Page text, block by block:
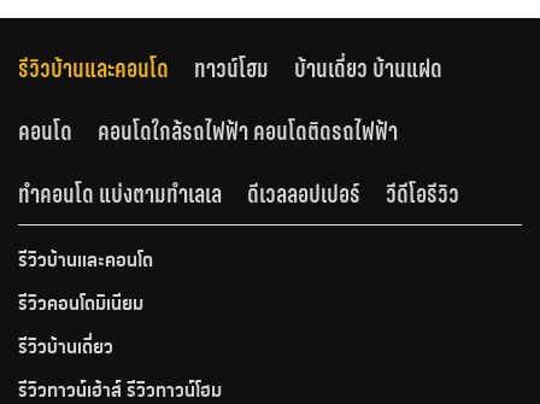
รีวิวบ้านและคอนโด ทาวน์โฮม
บ้านเดี่ยว บ้านแฝด
คอนโด
คอนโดใกล้รถไฟฟ้า คอนโดติดรถไฟฟ้า
ทำคอนโด แบ่งตามทำเลเล
ดีเวลลอปเปอร์ วีดีโอรีวิว
รีวิวบ้านและคอนโด
รีวิวคอนโดมิเนียม
รีวิวบ้านเดี่ยว
รีวิวทาวน์เฮ้าส์ รีวิวทาวน์โฮม